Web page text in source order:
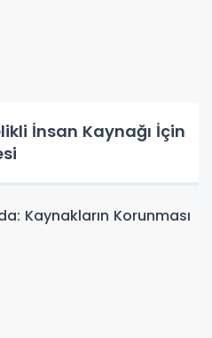
İnsan Kaynağı İçin